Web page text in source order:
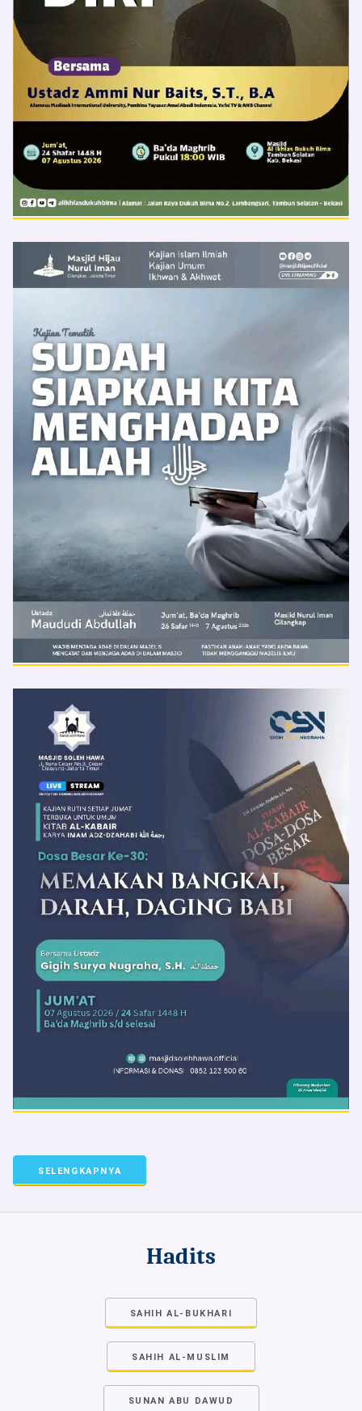
SELENGKAPNYA
Hadits
SAHIH AL-BUKHARI
SAHIH AL-MUSLIM
SUNAN ABU DAWUD